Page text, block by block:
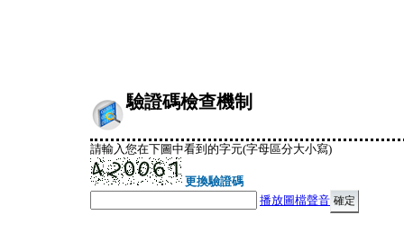
驗證碼檢查機制
請輸入您在下圖中看到的字元(字母區分大小寫)
更換驗證碼
播放圖檔聲音